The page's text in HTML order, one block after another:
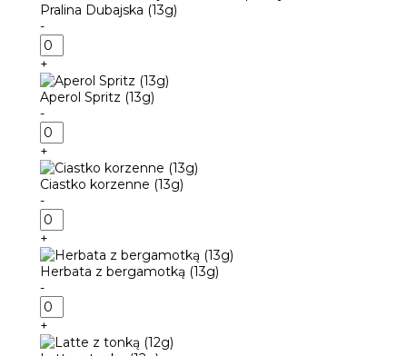
Pralina Dubajska (13g)
-
ilość
Pralina
Dubajska
(13g)
+
Aperol Spritz (13g)
-
ilość
Aperol
Spritz
(13g)
+
Ciastko korzenne (13g)
-
ilość
Ciastko
korzenne
(13g)
+
Herbata z bergamotką (13g)
-
ilość
Herbata
z
bergamotką
+